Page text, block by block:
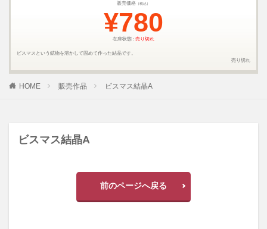
販売価格 （税込）
¥780
在庫状態 : 売り切れ
ビスマスという鉱物を溶かして固めて作った結晶です。
売り切れ
HOME 販売作品 ビスマス結晶A
ビスマス結晶A
前のページへ戻る